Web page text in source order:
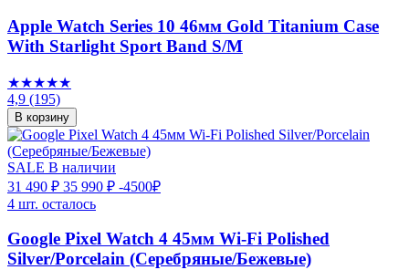
Apple Watch Series 10 46мм Gold Titanium Case
With Starlight Sport Band S/M
★★★★★
4,9 (195)
В корзину
SALE В наличии
31 490 ₽ 35 990 ₽ -4500₽
4 шт. осталось
Google Pixel Watch 4 45мм Wi-Fi Polished
Silver/Porcelain (Серебряные/Бежевые)